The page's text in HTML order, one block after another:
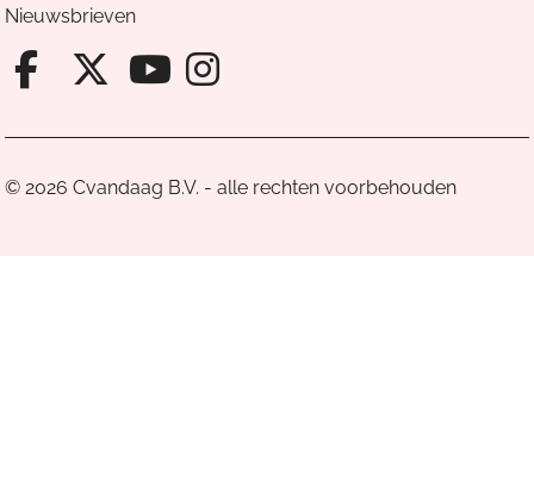
Nieuwsbrieven
Facebook van Cvandaag
X van Cvandaag
Instagram van
© 2026 Cvandaag B.V. - alle rechten voorbehouden